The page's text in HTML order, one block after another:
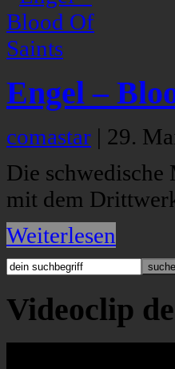
Engel –
comastar | 29.
Die
mit dem
Weiterlesen
Videoclip